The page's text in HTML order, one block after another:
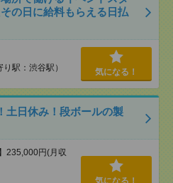
の日に給料もらえる日払
駅：渋谷駅） 気になる！
土日休み！段ボールの製
235,000円(月収
気になる！